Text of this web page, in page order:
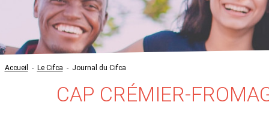
Accueil - Le Cifca - Journal du Cifca
CAP CRÉMIER-